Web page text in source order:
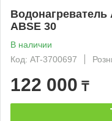
Водонагреватель
ABSE 30
В наличии
Код: AT-3700697
122 000 ₸